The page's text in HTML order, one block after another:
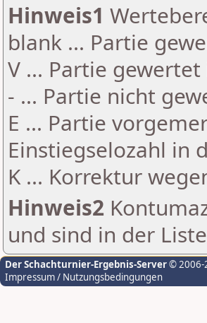
Hinweis1
blank ... Partie
V ... Partie
- ... Partie nicht
E ... Partie
Einstiegselozahl in
K ... Korrektur
Hinweis2
und sind in der
Der Schachturnier-Ergebnis-Server© 2006-
Impressum / Nutzungsbedingungen